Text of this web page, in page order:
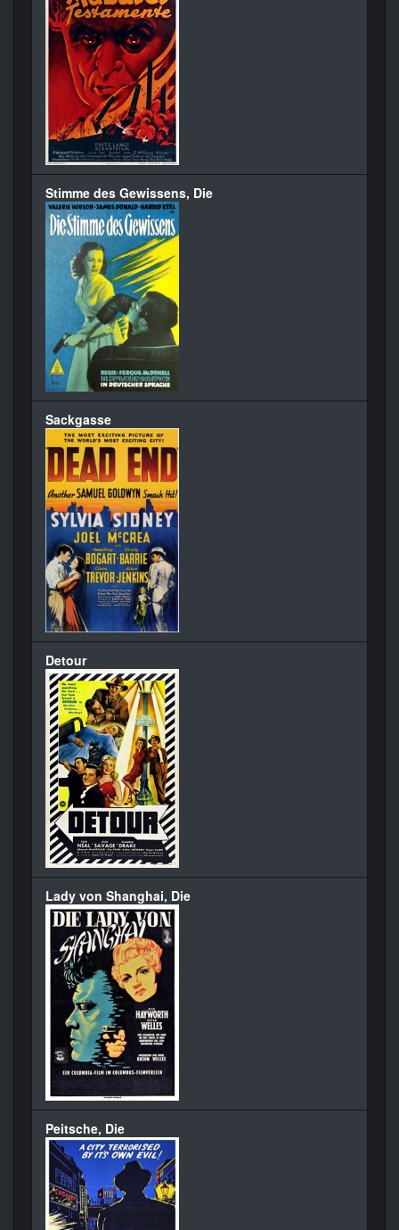
Stimme des Gewissens, Die
Sackgasse
Detour
Lady von Shanghai, Die
Peitsche, Die